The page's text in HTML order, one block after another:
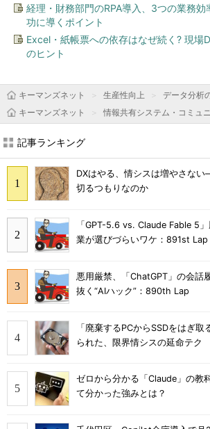
経理・財務部門のRPA導入、3つの業務
功に導くポイント
Excel・紙帳票への依存はなぜ続く? 現場
のヒント
キーマンズネット 生産性向上
データ分析
キーマンズネット
情報共有システム・コミュ
記事ランキング
DXはやる、情シスは増やさな
切るつもりなのか
「GPT-5.6 vs. Claude Fable 5
業が選びづらいワケ：891st Lap
悪用厳禁、「ChatGPT」の会話
抜く“AIハック”：890th Lap
「廃棄するPCからSSDをはぎ
られた、限界情シスの延命テク
ゼロから分かる「Claude」の
て分かった強みとは？